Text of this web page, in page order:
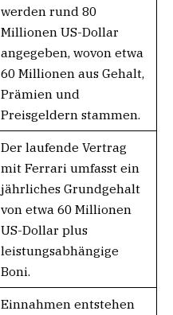
werden rund 80
Millionen US-Dollar
angegeben, wovon etwa
60 Millionen aus Gehalt,
Prämien und
Preisgeldern stammen.
Der laufende Vertrag
mit Ferrari umfasst ein
jährliches Grundgehalt
von etwa 60 Millionen
US-Dollar plus
leistungsabhängige
Boni.
Einnahmen entstehen